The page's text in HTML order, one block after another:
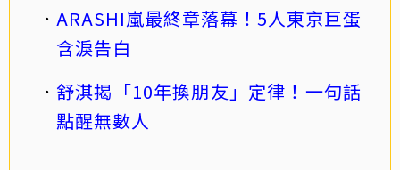
ARASHI嵐最終章落幕！5人東京巨蛋
含淚告白
舒淇揭「10年換朋友」定律！一句話
點醒無數人